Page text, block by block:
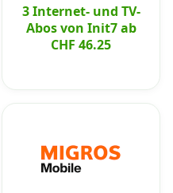
3 Internet- und TV-
Abos von Init7 ab
CHF 46.25